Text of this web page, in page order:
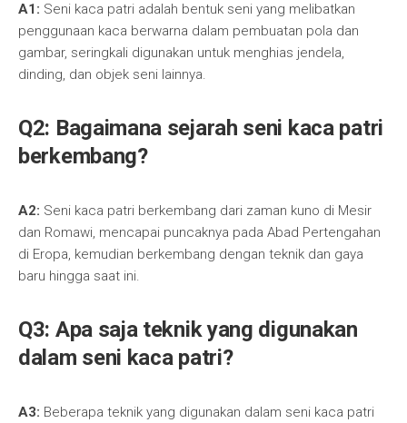
A1: Seni kaca patri adalah bentuk seni yang melibatkan
penggunaan kaca berwarna dalam pembuatan pola dan
gambar, seringkali digunakan untuk menghias jendela,
dinding, dan objek seni lainnya.
Q2: Bagaimana sejarah seni kaca patri
berkembang?
A2: Seni kaca patri berkembang dari zaman kuno di Mesir
dan Romawi, mencapai puncaknya pada Abad Pertengahan
di Eropa, kemudian berkembang dengan teknik dan gaya
baru hingga saat ini.
Q3: Apa saja teknik yang digunakan
dalam seni kaca patri?
A3: Beberapa teknik yang digunakan dalam seni kaca patri